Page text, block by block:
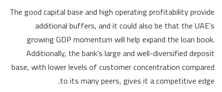
The good capital base and high operating profitability provide
additional buffers, and it could also be that the UAE’s
growing GDP momentum will help expand the loan book.
Additionally, the bank’s large and well-diversified deposit
base, with lower levels of customer concentration compared
to its many peers, gives it a competitive edge.